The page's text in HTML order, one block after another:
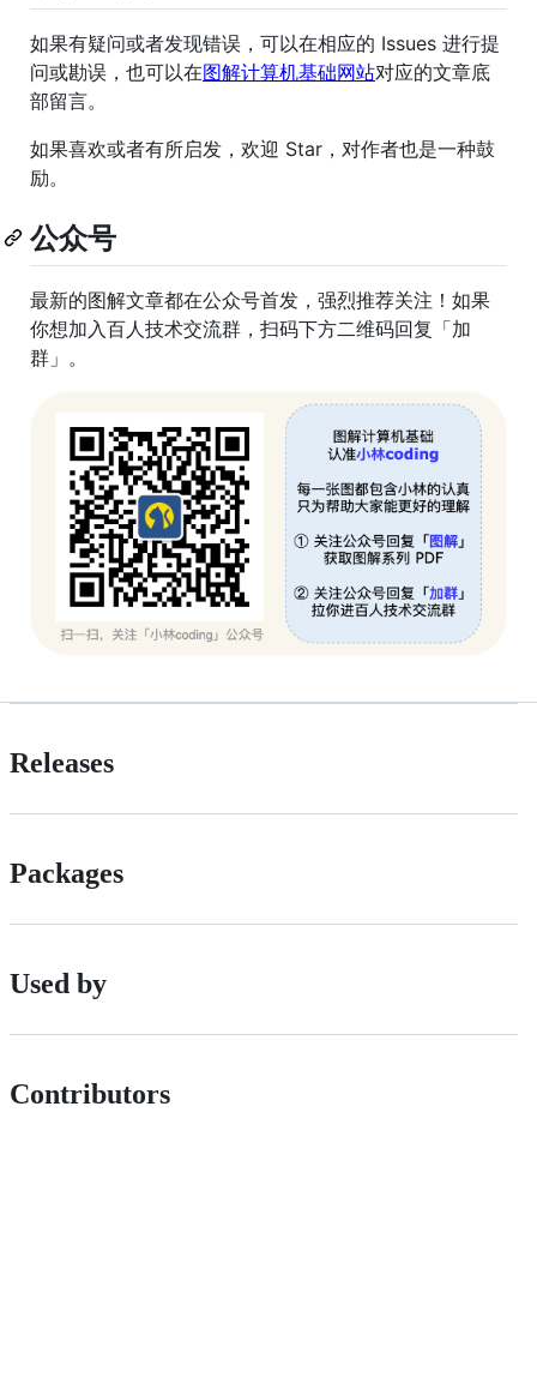
如果有疑问或者发现错误，可以在相应的 Issues 进行提
问或勘误，也可以在图解计算机基础网站对应的文章底
部留言。
如果喜欢或者有所启发，欢迎 Star，对作者也是一种鼓
励。
公众号
最新的图解文章都在公众号首发，强烈推荐关注！如果
你想加入百人技术交流群，扫码下方二维码回复「加
群」。
Releases
Packages
Used by
Contributors